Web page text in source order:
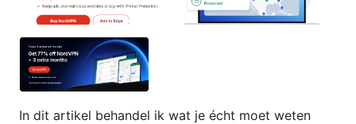
In dit artikel behandel ik wat je écht moet weten